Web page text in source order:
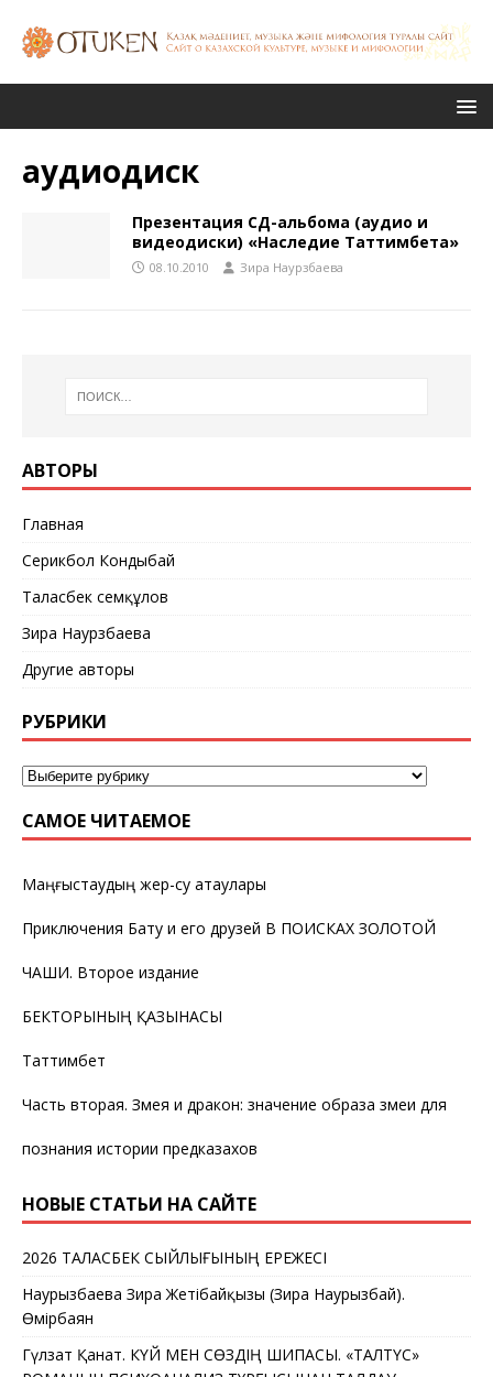
аудиодиск
Презентация СД-альбома (аудио и
видеодиски) «Наследие Таттимбета»
08.10.2010 Зира Наурзбаева
АВТОРЫ
Главная
Серикбол Кондыбай
Таласбек Әсемқұлов
Зира Наурзбаева
Другие авторы
РУБРИКИ
САМОЕ ЧИТАЕМОЕ
Маңғыстаудың жер-су атаулары
Приключения Бату и его друзей В ПОИСКАХ ЗОЛОТОЙ
ЧАШИ. Второе издание
БЕКТОРЫНЫҢ ҚАЗЫНАСЫ
Таттимбет
Часть вторая. Змея и дракон: значение образа змеи для
познания истории предказахов
НОВЫЕ СТАТЬИ НА САЙТЕ
2026 ТАЛАСБЕК СЫЙЛЫҒЫНЫҢ ЕРЕЖЕСІ
Наурызбаева Зира Жетібайқызы (Зира Наурызбай).
Өмірбаян
Гүлзат Қанат. КҮЙ МЕН СӨЗДІҢ ШИПАСЫ. «ТАЛТҮС»